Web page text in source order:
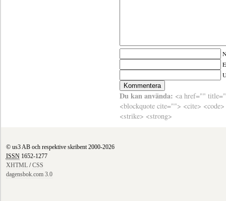
Du kan använda: <a href=""
<blockquote cite=""> <cite>
<strike> <strong>
© us3 AB och respektive skribent 2000-2026
ISSN1652-1277
XHTML/CSS
dagensbok.com 3.0